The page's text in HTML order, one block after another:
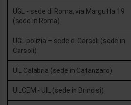
UGL - sede di Roma, via Margutta 19
(sede in Roma)
UGL polizia – sede di Carsoli (sede in
Carsoli)
UIL Calabria (sede in Catanzaro)
UILCEM - UIL (sede in Brindisi)